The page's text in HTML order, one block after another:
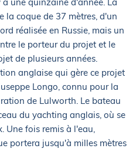
la coque de 37 mètres, d'un
réalisée en Russie, mais un
le porteur du projet et le
de plusieurs années.
anglaise qui gère ce projet
Longo, connu pour la
de Lulworth. Le bateau
du yachting anglais, où se
Une fois remis à l'eau,
portera jusqu'à milles mètres